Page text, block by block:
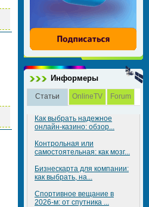
Информеры
Статьи OnlineTV Forum
Как выбрать надежное
онлайн-казино: обзор...
Контрольная или
самостоятельная: как мозг...
Бизнескарта для компании:
как выбрать, на...
Спортивное вещание в
2026-м: от спутника ...